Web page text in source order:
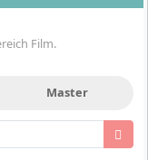
Film.
Master